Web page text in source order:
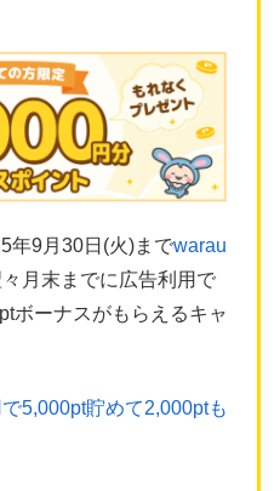
年9月30日(火)までwarau
月末までに広告利用で
ボーナスがもらえるキャ
5,000pt貯めて2,000ptも